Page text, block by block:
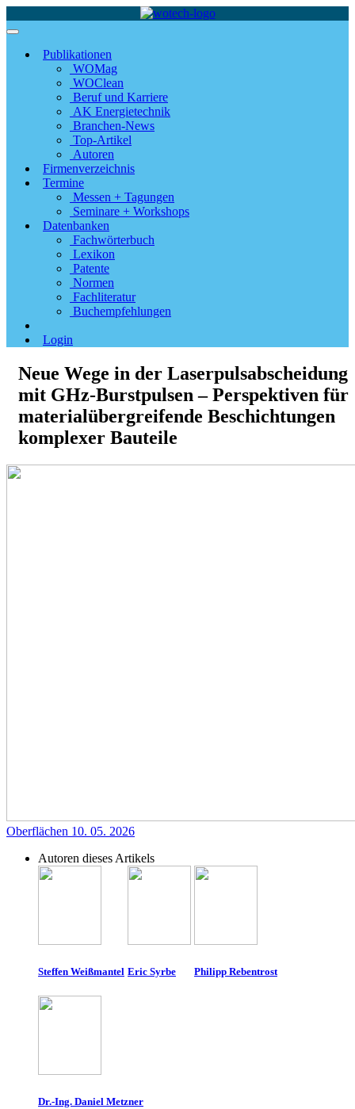
Publikationen
WOMag
WOClean
Beruf und Karriere
AK Energietechnik
Branchen-News
Top-Artikel
Autoren
Firmenverzeichnis
Termine
Messen + Tagungen
Seminare + Workshops
Datenbanken
Fachwörterbuch
Lexikon
Patente
Normen
Fachliteratur
Buchempfehlungen
Login
Neue Wege in der Laserpulsabscheidung
mit GHz-Burstpulsen – Perspektiven für
materialübergreifende Beschichtungen
komplexer Bauteile
Oberflächen 10. 05. 2026
Autoren dieses Artikels
Steffen Weißmantel Eric Syrbe Philipp Rebentrost
Dr.-Ing. Daniel Metzner